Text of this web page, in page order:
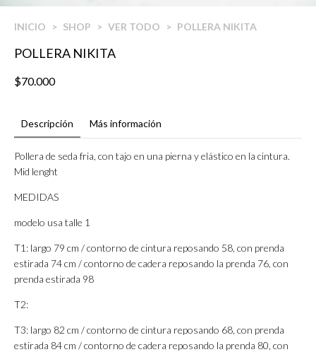
INICIO > SHOP > VER TODO > POLLERA NIKITA
POLLERA NIKITA
$70.000
Descripción Más información
Pollera de seda fria, con tajo en una pierna y elástico en la cintura.
Mid lenght
MEDIDAS
modelo usa talle 1
T1: largo 79 cm / contorno de cintura reposando 58, con prenda
estirada 74 cm / contorno de cadera reposando la prenda 76, con
prenda estirada 98
T2:
T3: largo 82 cm / contorno de cintura reposando 68, con prenda
estirada 84 cm / contorno de cadera reposando la prenda 80, con